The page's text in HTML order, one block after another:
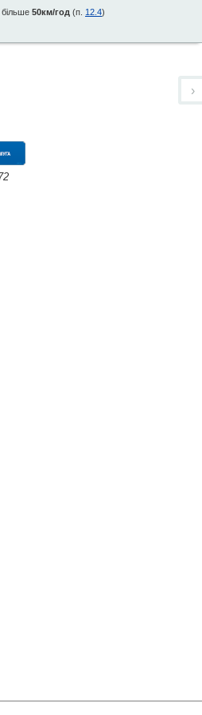
50км/год (п. 12.4)
›